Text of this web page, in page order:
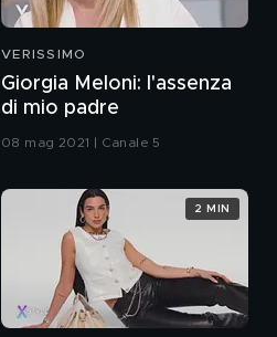
VERISSIMO
Giorgia Meloni: l'assenza
di mio padre
08 mag 2021 | Canale 5
2 MIN